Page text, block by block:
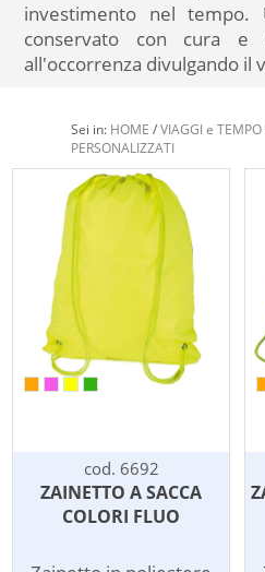
investimento nel tempo.
conservato con cura e
all'occorrenza divulgando il
Sei in: HOME / VIAGGI e TEMPO
PERSONALIZZATI
cod. 6692
ZAINETTO A SACCA
COLORI FLUO